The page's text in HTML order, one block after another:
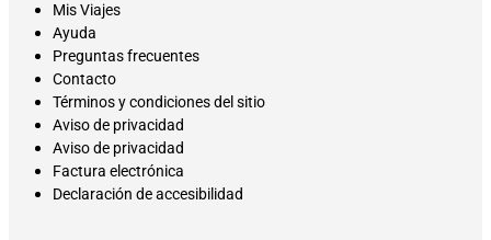
Mis Viajes
Ayuda
Preguntas frecuentes
Contacto
Términos y condiciones del sitio
Aviso de privacidad
Aviso de privacidad
Factura electrónica
Declaración de accesibilidad